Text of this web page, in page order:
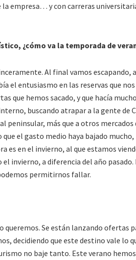
empresa… y con carreras
¿cómo va la temporada de
Al final vamos escapando,
el entusiasmo en las reservas que
que hemos sacado, y que hacía
buscando atrapar a la gente de
peninsular, más que a otros
que el gasto medio haya bajado
es en el invierno, al que estamos
invierno, a diferencia del año
permitirnos fallar.
queremos. Se están lanzando ofertas
decidiendo que este destino vale lo
no baje tanto. Este verano